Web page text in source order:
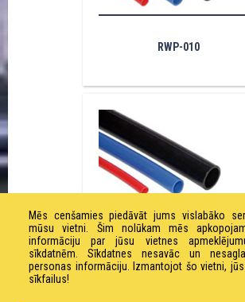
RWP-010
RWP-012
Mēs cenšamies piedāvāt jums vislabāko
mūsu vietni. Šim nolūkam mēs
informāciju par jūsu vietnes
sīkdatnēm. Sīkdatnes nesavāc un
personas informāciju. Izmantojot šo vietni,
sīkfailus!